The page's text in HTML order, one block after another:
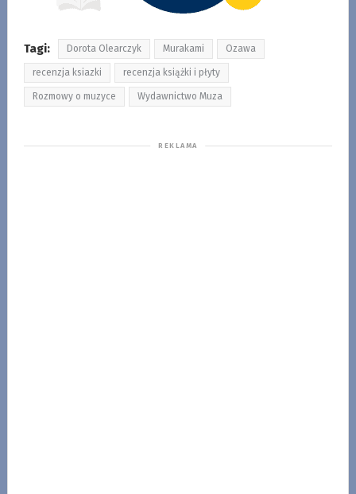
Tagi: Dorota Olearczyk Murakami Ozawa
recenzja ksiazki recenzja książki i płyty
Rozmowy o muzyce Wydawnictwo Muza